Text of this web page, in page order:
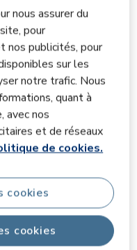
nous assurer du
pour
nos publicités, pour
sur les
notre trafic. Nous
quant à
avec nos
et de réseaux
de cookies.
cookies
cookies
sur la pertinence
Trier par